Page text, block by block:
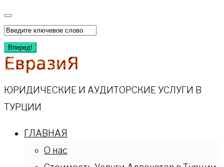
Перейти
к
содержимому
Искать:
Вперед!
ЮРИДИЧЕСКИЕ И АУДИТОРСКИЕ УСЛУГИ В
ТУРЦИИ
ГЛАВНАЯ
О нас